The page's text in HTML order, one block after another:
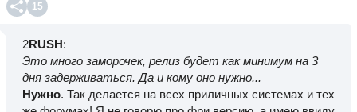
15
2RUSH:
Это много заморочек, релиз будет как минимум на 3
дня задерживаться. Да и кому оно нужно...
Нужно. Так делается на всех приличных системах и тех